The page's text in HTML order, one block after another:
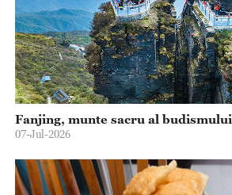
Fanjing, munte sacru al budismului
07-Jul-2026